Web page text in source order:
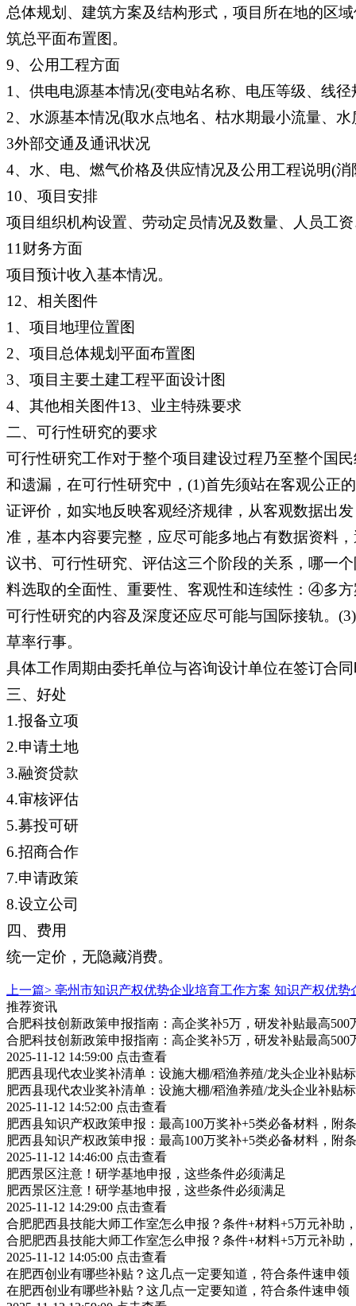
总体规划、建筑方案及结构形式，项目所在地的区
筑总平面布置图。
9、公用工程方面
1、供电电源基本情况(变电站名称、电压等级、线
2、水源基本情况(取水点地名、枯水期最小流量、
3外部交通及通讯状况
4、水、电、燃气价格及供应情况及公用工程说明(
10、项目安排
项目组织机构设置、劳动定员情况及数量、人员工
11财务方面
项目预计收入基本情况。
12、相关图件
1、项目地理位置图
2、项目总体规划平面布置图
3、项目主要土建工程平面设计图
4、其他相关图件13、业主特殊要求
二、可行性研究的要求
可行性研究工作对于整个项目建设过程乃至整个国
和遗漏，在可行性研究中，(1)首先须站在客观公正
证评价，如实地反映客观经济规律，从客观数据出
准，基本内容要完整，应尽可能多地占有数据资料
议书、可行性研究、评估这三个阶段的关系，哪一
料选取的全面性、重要性、客观性和连续性：④多
可行性研究的内容及深度还应尽可能与国际接轨。
草率行事。
具体工作周期由委托单位与咨询设计单位在签订合
三、好处
1.报备立项
2.申请土地
3.融资贷款
4.审核评估
5.募投可研
6.招商合作
7.申请政策
8.设立公司
四、费用
统一定价，无隐藏消费。
上一篇> 亳州市知识产权优势企业培育工作方案 知识产权优
推荐资讯
合肥科技创新政策申报指南：高企奖补5万，研发补贴最高500
合肥科技创新政策申报指南：高企奖补5万，研发补贴最高500
2025-11-12 14:59:00 点击查看
肥西县现代农业奖补清单：设施大棚/稻渔养殖/龙头企业补贴
肥西县现代农业奖补清单：设施大棚/稻渔养殖/龙头企业补贴
2025-11-12 14:52:00 点击查看
肥西县知识产权政策申报：最高100万奖补+5类必备材料，附
肥西县知识产权政策申报：最高100万奖补+5类必备材料，附
2025-11-12 14:46:00 点击查看
肥西景区注意！研学基地申报，这些条件必须满足
肥西景区注意！研学基地申报，这些条件必须满足
2025-11-12 14:29:00 点击查看
合肥肥西县技能大师工作室怎么申报？条件+材料+5万元补助
合肥肥西县技能大师工作室怎么申报？条件+材料+5万元补助
2025-11-12 14:05:00 点击查看
在肥西创业有哪些补贴？这几点一定要知道，符合条件速申领
在肥西创业有哪些补贴？这几点一定要知道，符合条件速申领